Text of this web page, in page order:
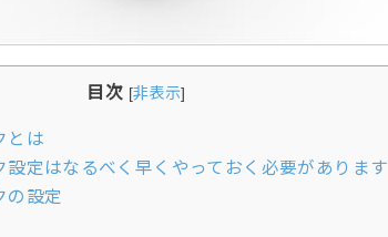
目次 [非表示]
とは
設定はなるべく早くやっておく必要があります
の設定